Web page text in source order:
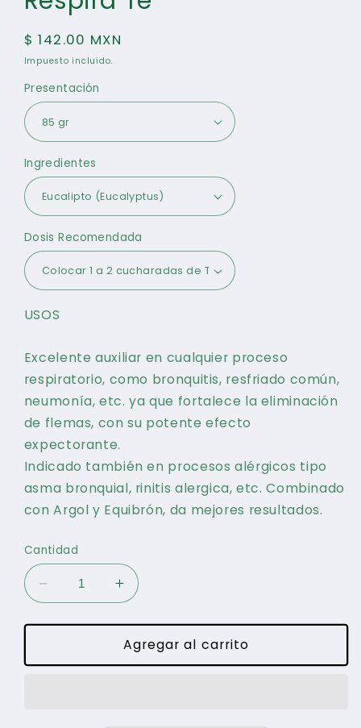
modal
Precio
habitual
$ 142.00 MXN
Impuesto incluido.
Presentación
Ingredientes
Dosis Recomendada
USOS
Excelente auxiliar en cualquier proceso
respiratorio, como bronquitis, resfriado común,
neumonía, etc. ya que fortalece la eliminación
de flemas, con su potente efecto
expectorante.
Indicado también en procesos alérgicos tipo
asma bronquial, rinitis alergica, etc. Combinado
con Argol y Equibrón, da mejores resultados.
Cantidad
Reducir
cantidad
para
Té
Aumentar
cantidad
para
Respira
Té
Agregar al carrito